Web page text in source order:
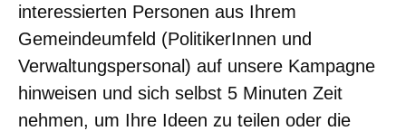
interessierten Personen aus Ihrem
Gemeindeumfeld (PolitikerInnen und
Verwaltungspersonal) auf unsere Kampagne
hinweisen und sich selbst 5 Minuten Zeit
nehmen, um Ihre Ideen zu teilen oder die